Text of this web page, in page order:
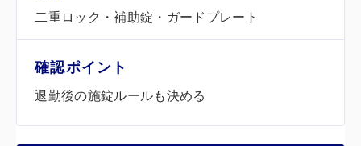
二重ロック・補助錠・ガードプレート
退勤後の施錠ルールも決める